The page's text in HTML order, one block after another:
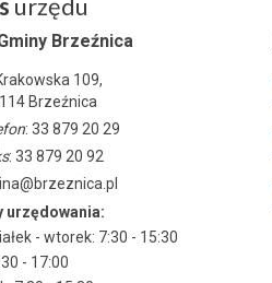
urzędu
Brzeźnica
109,
Brzeźnica
: 33 879 20 29
: 33 879 20 92
urzędowania:
- wtorek: 7:30 - 15:30
- 17:00